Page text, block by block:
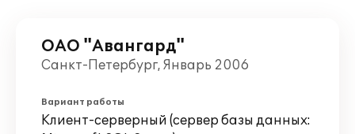
ОАО "Авангард"
Санкт-Петербург, Январь 2006
Вариант работы
Клиент-серверный (сервер базы данных: